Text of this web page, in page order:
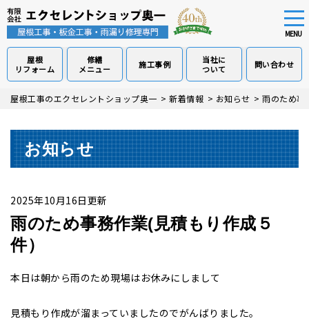
Skip
content
MENU
屋根
リフォーム
修繕
メニュー
施工事例
当社に
ついて
問い合わせ
屋根工事のエクセレントショップ奥一 > 新着情報 > お知らせ > 雨のため事
お知らせ
2025年10月16日更新
雨のため事務作業(見積もり作成５
件）
本日は朝から雨のため現場はお休みにしまして
見積もり作成が溜まっていましたのでがんばりました。